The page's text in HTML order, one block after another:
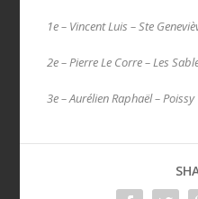
1e – Vincent Luis – Ste
2e – Pierre Le Corre – Les
3e – Aurélien Raphaël –